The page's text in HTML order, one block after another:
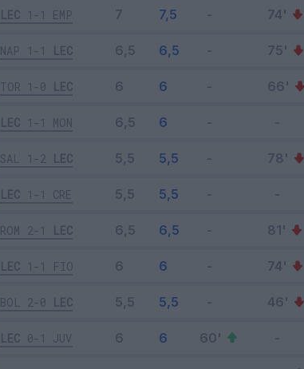
LEC 1-1 EMP
NAP 1-1 LEC
TOR 1-0 LEC
LEC 1-1 MON
SAL 1-2 LEC
LEC 1-1 CRE
ROM 2-1 LEC
LEC 1-1 FIO
BOL 2-0 LEC
LEC 0-1 JUV